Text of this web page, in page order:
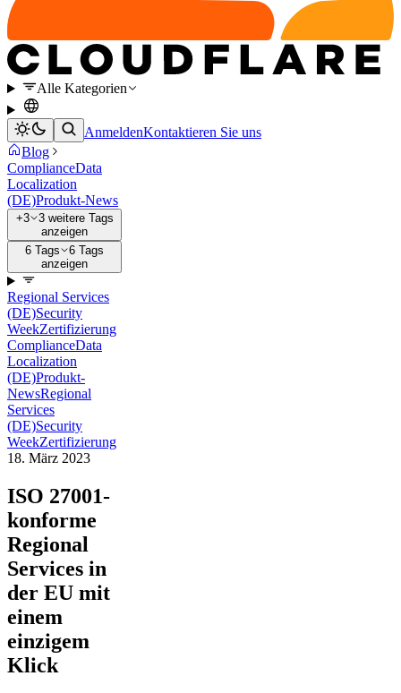
Alle Kategorien
AnmeldenKontaktieren Sie uns
Blog
ComplianceData
Localization
(DE)Produkt-News
+3
3 weitere Tags
anzeigen
6 Tags
6 Tags
anzeigen
Regional Services
(DE)Security
WeekZertifizierung
ComplianceData
Localization
(DE)Produkt-
NewsRegional
Services
(DE)Security
WeekZertifizierung
18. März 2023
ISO 27001-
konforme
Regional
Services in
der EU mit
einem
einzigem
Klick